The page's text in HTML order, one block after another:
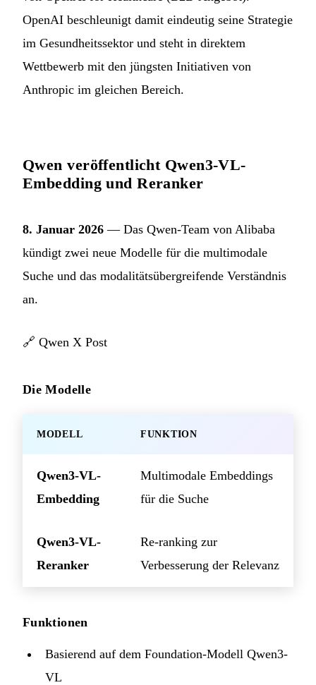
OpenAI beschleunigt damit eindeutig seine Strategie
im Gesundheitssektor und steht in direktem
Wettbewerb mit den jüngsten Initiativen von
Anthropic im gleichen Bereich.
Qwen veröffentlicht Qwen3-VL-
Embedding und Reranker
8. Januar 2026 — Das Qwen-Team von Alibaba
kündigt zwei neue Modelle für die multimodale
Suche und das modalitätsübergreifende Verständnis
an.
🔗 Qwen X Post
Die Modelle
MODELL FUNKTION
Qwen3-VL-
Embedding
Multimodale Embeddings
für die Suche
Qwen3-VL-
Reranker
Re-ranking zur
Verbesserung der Relevanz
Funktionen
Basierend auf dem Foundation-Modell Qwen3-
VL